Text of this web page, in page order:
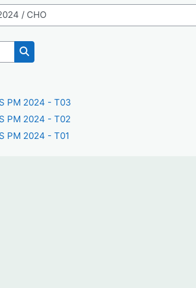
Search courses
PM 2024 - T03
PM 2024 - T02
PM 2024 - T01